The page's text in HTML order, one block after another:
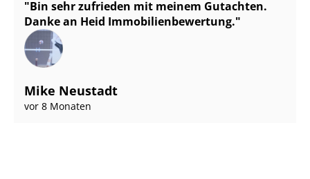
Bin sehr zufrieden mit meinem Gutachten.
Danke an Heid Im­mo­bi­li­en­be­wer­tung.
Mike Neustadt
vor 8 Monaten